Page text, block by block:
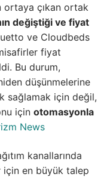
ortaya çıkan ortak
değiştiği ve fiyat
ve Cloudbeds
fiyat
Bu durum,
düşünmelerine
sağlamak için değil,
için otomasyonla
News
kanallarında
için en büyük talep